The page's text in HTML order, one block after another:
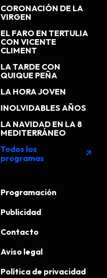
CORONACIÓN DE LA
VIRGEN
EL FARO EN TERTULIA
CON VICENTE
CLIMENT
LA TARDE CON
QUIQUE PEÑA
LA HORA JOVEN
INOLVIDABLES AÑOS
LA NAVIDAD EN LA 8
MEDITERRÁNEO
Todos los
programas
arrow_outward
Programación
Publicidad
Contacto
Aviso legal
Política de privacidad